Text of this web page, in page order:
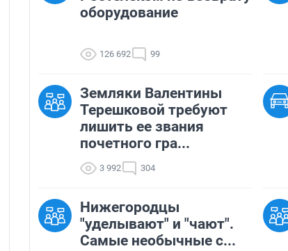
оборудование
126 692 99
Земляки Валентины
Терешковой требуют
лишить ее звания
почетного гра...
3 992 304
Нижегородцы
"уделывают" и "чают".
Самые необычные с...